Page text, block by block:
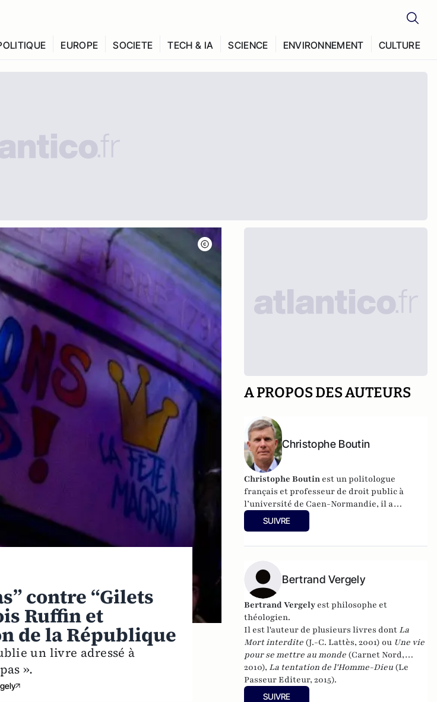
EUROPE SOCIETE TECH & IA SCIENCE ENVIRONNEMENT CULTURE
contre “Gilets
Ruffin et
de la République
un livre adressé à
».
A PROPOS DES AUTEURS
Christophe Boutin
Christophe Boutin est un politologue
français et professeur de droit public à
l’université de Caen-Normandie, il a
notamment publié
XXe siècle(Flammarion 2009) et co-
progressisme(Seuil 2022). Christophe
Boutin est membre de la Fondation du Pont-
Neuf.
SUIVRE
Bertrand Vergely
Bertrand Vergely est philosophe et
théologien.
Il est l'auteur de plusieurs livres dont La
Mort interdite (J.-C. Lattès, 2001) ou Une vie
pour se mettre au monde (Carnet Nord,
2010), La tentation de l'Homme-Dieu (Le
Passeur Editeur, 2015).
SUIVRE